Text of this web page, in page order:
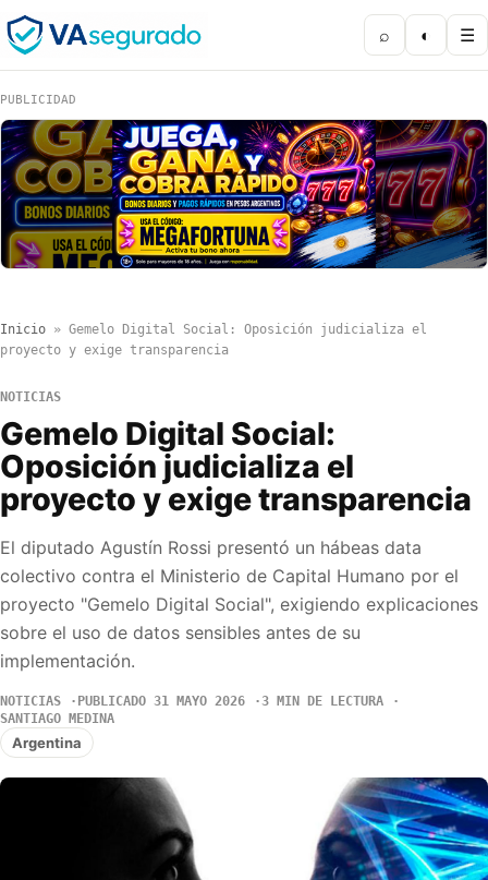
⌕ ◐ ☰
PUBLICIDAD
Inicio » Gemelo Digital Social: Oposición judicializa el
proyecto y exige transparencia
NOTICIAS
Gemelo Digital Social:
Oposición judicializa el
proyecto y exige transparencia
El diputado Agustín Rossi presentó un hábeas data
colectivo contra el Ministerio de Capital Humano por el
proyecto "Gemelo Digital Social", exigiendo explicaciones
sobre el uso de datos sensibles antes de su
implementación.
NOTICIAS PUBLICADO 31 MAYO 2026
3 MIN DE LECTURA
SANTIAGO MEDINA
Argentina